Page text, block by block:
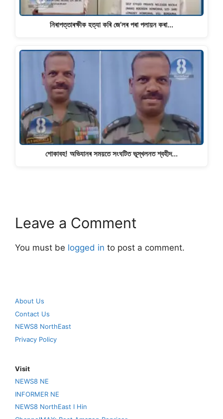
নিৰাপত্তাৰক্ষীক হত্যা কৰি জে’লৰ পৰা পলায়ন কৰা…
শোকাবহ! অভিযানৰ সময়তে সংঘটিত ভূস্খলনত শ্বহীদ…
Leave a Comment
You must be logged in to post a comment.
About Us
Contact Us
NEWS8 NorthEast
Privacy Policy
Visit
NEWS8 NE
INFORMER NE
NEWS8 NorthEast I Hin